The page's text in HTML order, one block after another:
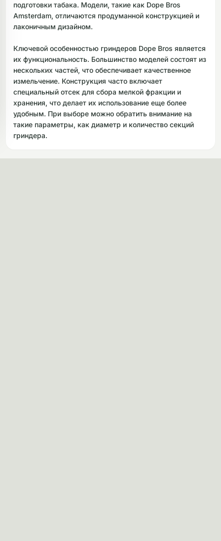
подготовки табака. Модели, такие как Dope Bros
Amsterdam, отличаются продуманной конструкцией и
лаконичным дизайном.
Ключевой особенностью гриндеров Dope Bros является
их функциональность. Большинство моделей состоят из
нескольких частей, что обеспечивает качественное
измельчение. Конструкция часто включает
специальный отсек для сбора мелкой фракции и
хранения, что делает их использование еще более
удобным. При выборе можно обратить внимание на
такие параметры, как диаметр и количество секций
гриндера.